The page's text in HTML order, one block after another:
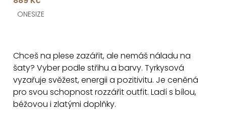
ONESIZE
l
á
d
a
Chceš na plese zazářit, ale nemáš náladu na
šaty? Vyber podle střihu a barvy. Tyrkysová
vyzařuje svěžest, energii a pozitivitu. Je ceněná
pro svou schopnost rozzářit outfit. Ladí s bílou,
béžovou i zlatými doplňky.